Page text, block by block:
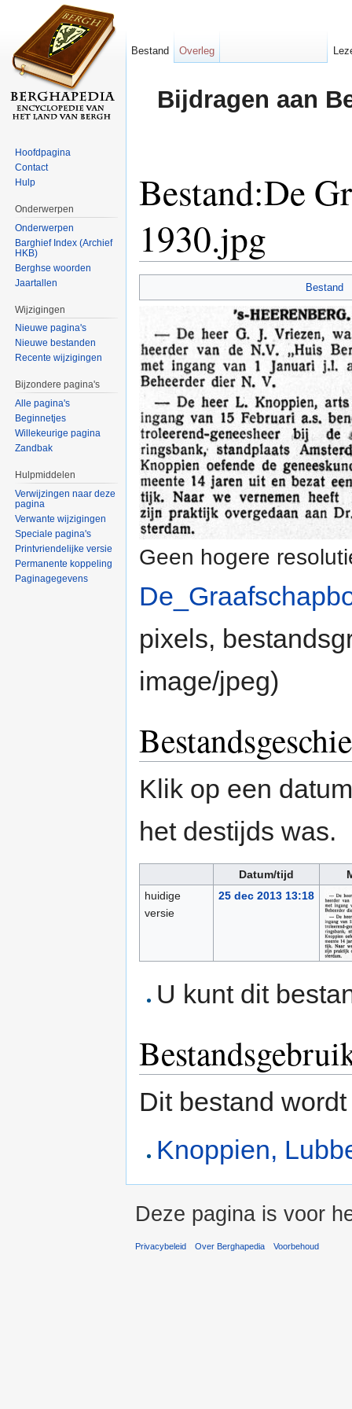
Bijdragen aan
Bestand:De
1930.jpg
Bestand
Geen hogere
pixels,
image/jpeg)
Klik op een
het destijds was.
Datum/tijd
huidige
versie
25 dec 2013 13:18
U kunt dit
Dit bestand
Knoppien,
Bestand Overleg
Hoofdpagina
Contact
Hulp
Onderwerpen
Onderwerpen
Barghief Index (Archief
HKB)
Berghse woorden
Jaartallen
Wijzigingen
Nieuwe pagina's
Nieuwe bestanden
Recente wijzigingen
Bijzondere pagina's
Alle pagina's
Beginnetjes
Willekeurige pagina
Zandbak
Hulpmiddelen
Verwijzingen naar deze
pagina
Verwante wijzigingen
Speciale pagina's
Printvriendelijke versie
Permanente koppeling
Paginagegevens
Deze pagina is voor
Privacybeleid Over Berghapedia Voorbehoud